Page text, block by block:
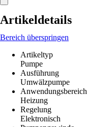
Artikeldetails
Bereich überspringen
Artikeltyp
Pumpe
Ausführung
Umwälzpumpe
Anwendungsbereich
Heizung
Regelung
Elektronisch